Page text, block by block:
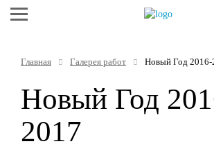
Главная Галерея работ Новый Год 2016-
Новый Год
2017